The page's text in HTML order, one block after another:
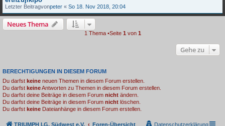
Letzter Beitragvonpeter « So 18. Nov 2018, 20:04
Neues Thema
1 Thema •Seite 1 von 1
Gehe zu
BERECHTIGUNGEN IN DIESEM FORUM
Du darfst keine neuen Themen in diesem Forum erstellen.
Du darfst keineAntworten zu Themen in diesem Forum erstellen.
Du darfst deine Beiträge in diesem Forum nicht ändern.
Du darfst deine Beiträge in diesem Forum nicht löschen.
Du darfst keine Dateianhänge in diesem Forum erstellen.
TRIUMPH I.G. Südwest e.V. Foren-Übersicht Datenschutzerklärung